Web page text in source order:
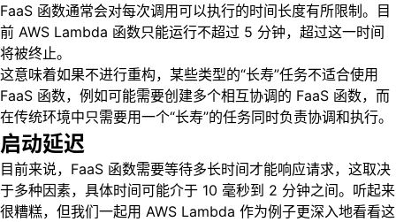
FaaS 函数通常会对每次调用可以执行的时间长度有所限制。目
前 AWS Lambda 函数只能运行不超过 5 分钟，超过这一时间
将被终止。
这意味着如果不进行重构，某些类型的“长寿”任务不适合使用
FaaS 函数，例如可能需要创建多个相互协调的 FaaS 函数，而
在传统环境中只需要用一个“长寿”的任务同时负责协调和执行。
启动延迟
目前来说，FaaS 函数需要等待多长时间才能响应请求，这取决
于多种因素，具体时间可能介于 10 毫秒到 2 分钟之间。听起来
很糟糕，但我们一起用 AWS Lambda 作为例子更深入地看看这